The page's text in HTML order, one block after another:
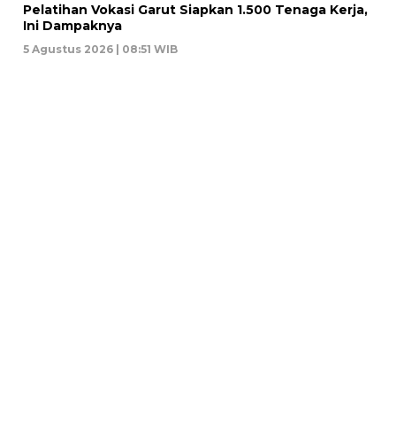
Pelatihan Vokasi Garut Siapkan 1.500 Tenaga Kerja,
Ini Dampaknya
5 Agustus 2026 | 08:51 WIB